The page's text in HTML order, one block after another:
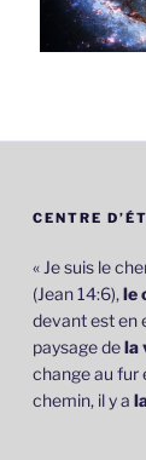
CENTRE
« Je suis le
(Jean 14:6), le
devant est en
paysage dela
change au fur
chemin, il y a